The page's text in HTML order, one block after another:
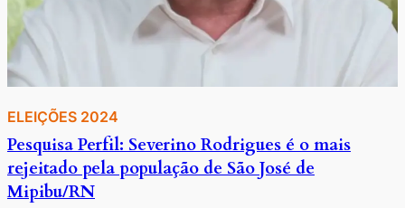
ELEIÇÕES 2024
Pesquisa Perfil: Severino Rodrigues é o mais
rejeitado pela população de São José de
Mipibu/RN